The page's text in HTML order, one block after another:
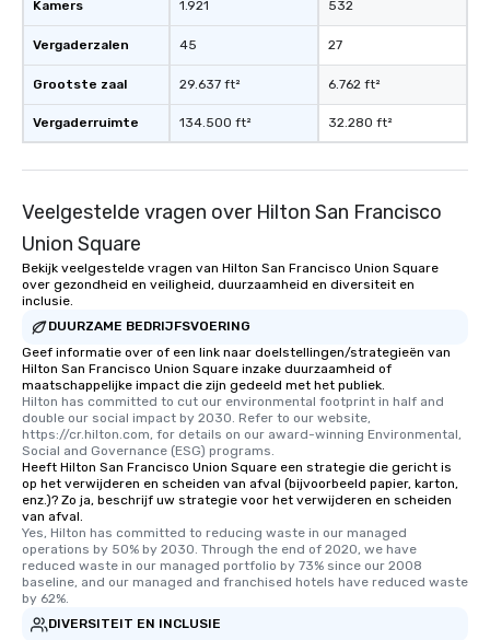
Kamers
Vergaderzalen
Grootste zaal
Vergaderruimte
1.921
45
29.637 ft²
134.500 ft²
532
27
6.762 ft²
32.280 ft²
Veelgestelde vragen over Hilton San Francisco
Union Square
Bekijk veelgestelde vragen van Hilton San Francisco Union Square
over gezondheid en veiligheid, duurzaamheid en diversiteit en
inclusie.
DUURZAME BEDRIJFSVOERING
Geef informatie over of een link naar doelstellingen/strategieën van
Hilton San Francisco Union Square inzake duurzaamheid of
maatschappelijke impact die zijn gedeeld met het publiek.
Hilton has committed to cut our environmental footprint in half and
double our social impact by 2030. Refer to our website,
https://cr.hilton.com, for details on our award-winning Environmental,
Social and Governance (ESG) programs.
Heeft Hilton San Francisco Union Square een strategie die gericht is
op het verwijderen en scheiden van afval (bijvoorbeeld papier, karton,
enz.)? Zo ja, beschrijf uw strategie voor het verwijderen en scheiden
van afval.
Yes, Hilton has committed to reducing waste in our managed
operations by 50% by 2030. Through the end of 2020, we have
reduced waste in our managed portfolio by 73% since our 2008
baseline, and our managed and franchised hotels have reduced waste
by 62%.
DIVERSITEIT EN INCLUSIE